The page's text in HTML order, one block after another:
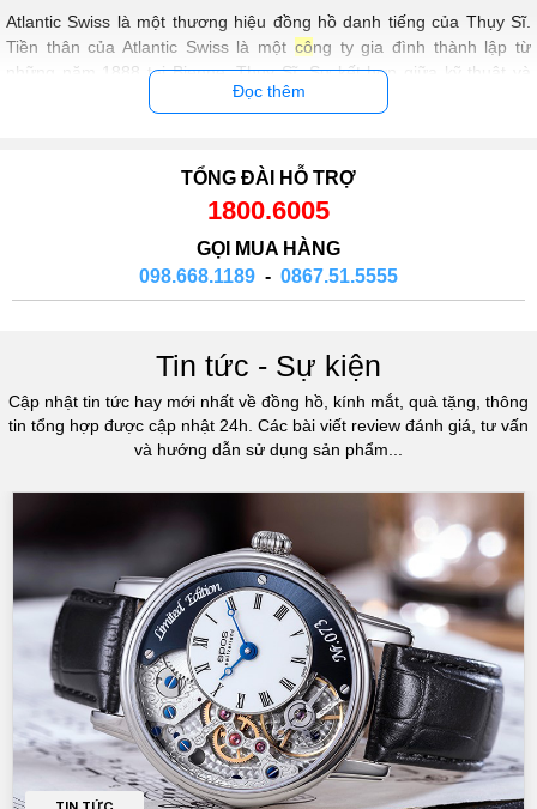
Atlantic Swiss là một thương hiệu đồng hồ danh tiếng của Thụy Sĩ.
Tiền thân của Atlantic Swiss là một công ty gia đình thành lập từ
những năm 1888 tại Bienne, Thụy Sĩ. Sự kết hợp giữa kỹ thuật và
đã giúp Atlantic Swiss trở thành một thương hiệu nổi tiếng
Đặc điểm nổi bật của đồng hồ Atlantic Swiss
Chất lượng đồng hồ đạt tiêu chuẩn cao: Atlantic Swiss được
sản xuất từ những người thợ đồng hồ tài ba và có kinh nghiệm
lâu năm. Sản phẩm của hãng đạt tiêu chuẩn cao về độ chính
những mẫu đương đại đến những kiểu cổ điển, và phù hợp với
nhiều phong cách của người dùng.
Chăm sóc khách hàng tận tình: Atlantic Swiss nổi tiếng với chế
độ bảo hành tốt và dịch vụ chăm sóc khách hàng chuyên
phẩm của mình.
ng và sự tinh tế trong chi tiết: Điểm đặc trưng
của đồng hồ Atlantic Swiss là kỹ năng thủ
công và sự tinh tế
trong từng chi tiết của sản phẩm.
Giá cả phù hợp: Atlantic Swiss đưa ra các sản phẩm với giá cả
phù hợp, thu hút được nhiều người tiêu dùng có nhu cầu tìm
kiếm một chiếc đồng hồ Thụy Sĩ tốt với mức giá không quá
cao.
Atlantic Swiss là một thương hiệu đồng hồ danh tiếng được sản xuất
từ thị trấn Bienne, Thụy Sĩ và được biết đến với dòng sản phẩm
đồng hồ sang trọng, chất lượng và độc đáo. Với thiết kế đa dạng,
Đọc thêm
TỔNG ĐÀI HỖ TRỢ
1800.6005
GỌI MUA HÀNG
098.668.1189 - 0867.51.5555
Tin tức - Sự kiện
Cập nhật tin tức hay mới nhất về đồng hồ, kính mắt, quà tặng, thông
tin tổng hợp được cập nhật 24h. Các bài viết review đánh giá, tư vấn
và hướng dẫn sử dụng sản phẩm...